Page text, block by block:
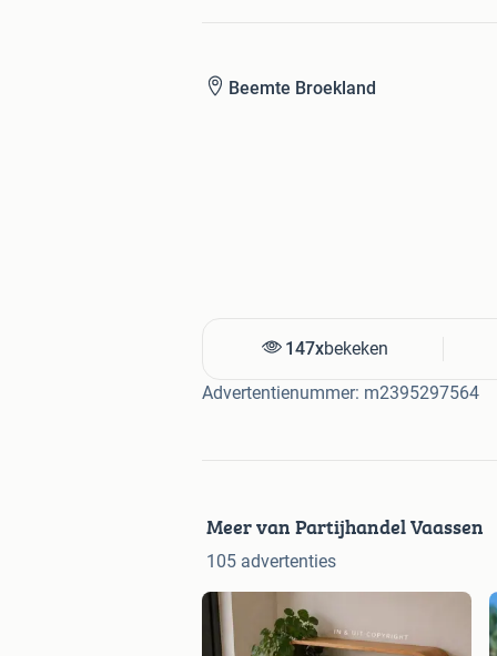
Beemte Broekland
147xbekeken
Advertentienummer: m2395297564
Meer van Partijhandel Vaassen
105 advertenties